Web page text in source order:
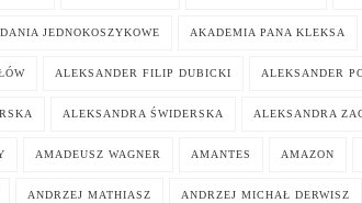
JEDNOKOSZYKOWE AKADEMIA PANA KLEKSA
ALEKSANDER FILIP DUBICKI ALEKSANDER
ALEKSANDRA ŚWIDERSKA ALEKSANDRA
AMADEUSZ WAGNER AMANTES AMAZON
ANDRZEJ MATHIASZ ANDRZEJ MICHAŁ DERWISZ